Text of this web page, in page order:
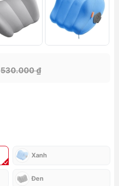
530.000 ₫
Xanh
Đen